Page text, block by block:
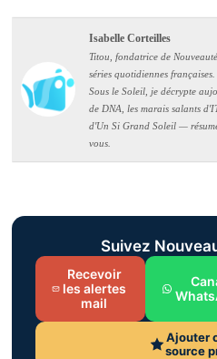
Isabelle Corteilles
Titou, fondatrice de
séries quotidiennes
Sous le Soleil, je décrypte
de DNA, les marais salants
d'Un Si Grand Soleil —
vous.
Suivez
Recevoir
les alertes
mail
Ajouter
source